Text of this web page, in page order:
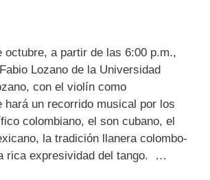
octubre, a partir de las 6:00 p.m.,
Lozano de la Universidad
con el violín como
hará un recorrido musical por los
colombiano, el son cubano, el
la tradición llanera colombo-
rica expresividad del tango. …